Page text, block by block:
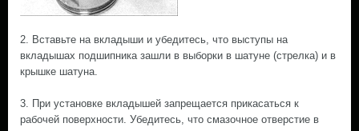
2. Вставьте на вкладыши и убедитесь, что выступы на
вкладышах подшипника зашли в выборки в шатуне (стрелка) и в
крышке шатуна.
3. При установке вкладышей запрещается прикасаться к
рабочей поверхности. Убедитесь, что смазочное отверстие в